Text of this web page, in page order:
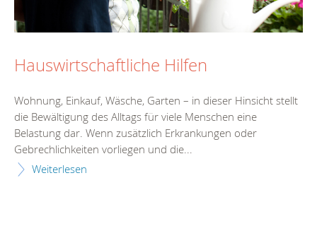
Hauswirtschaftliche Hilfen
Wohnung, Einkauf, Wäsche, Garten – in dieser Hinsicht stellt
die Bewältigung des Alltags für viele Menschen eine
Belastung dar. Wenn zusätzlich Erkrankungen oder
Gebrechlichkeiten vorliegen und die...
Weiterlesen